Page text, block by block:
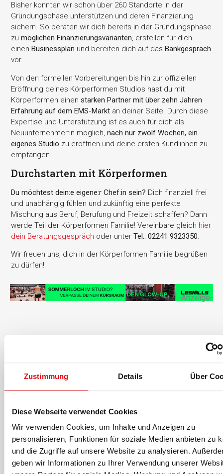
Zustimmung Details Über
Diese Webseite verwendet Cookies
Wir verwenden Cookies, um Inhalte und Anzeigen zu
personalisieren, Funktionen für soziale Medien anbieten zu
und die Zugriffe auf unsere Website zu analysieren.
geben wir Informationen zu Ihrer Verwendung unserer
Bisher konnten wir schon über 260 Standorte in der
Gründungsphase unterstützen und deren Finanzierung
sichern. So beraten wir dich bereits in der Gründungsphase
zumöglichen Finanzierungsvarianten, erstellen für dich
einenBusinessplan und bereiten dich auf dasBankgespräch
vor.
Von den formellen Vorbereitungen bis hin zur offiziellen
Eröffnung deines Körperformen Studios hast du mit
Körperformen einenstarken Partner mit über zehn Jahren
Erfahrung auf dem EMS-Markt an deiner Seite. Durch diese
Expertise und Unterstützung ist es auch für dich als
Neuunternehmer:in möglich,nach nur zwölf Wochen, ein
eigenes Studio zu eröffnen und deine ersten Kund:innen zu
empfangen.
Durchstarten mit Körperformen
Du möchtest dein:e eigene:r Chef:in sein? Dich finanziell frei
und unabhängig fühlen und zukünftig eine perfekte
Mischung aus Beruf, Berufung und Freizeit schaffen? Dann
werde Teil der Körperformen Familie! Vereinbare gleich hier
dein Beratungsgespräch oder unterTel.: 02241 9323350.
Wir freuen uns, dich in der Körperformen Familie begrüßen
zu dürfen!
-Anzeige-
Die fM Redaktion